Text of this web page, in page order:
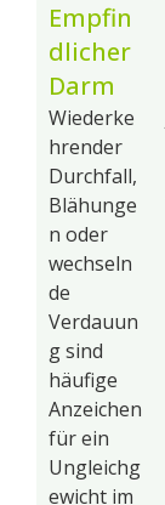
Empfin
dlicher
Darm
Wiederke
hrender
Durchfall,
Blähunge
n oder
wechseln
de
Verdauun
g sind
häufige
Anzeichen
für ein
Ungleichg
ewicht im